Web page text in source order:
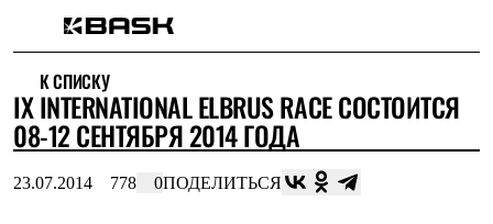
Интернет-магазин
Мужская одежда
Утепленная пухом
Куртки
Жилеты
К СПИСКУ
IX INTERNATIONAL ELBRUS RACE СОСТОИТСЯ
08-12 СЕНТЯБРЯ 2014 ГОДА
23.07.2014 778 0ПОДЕЛИТЬСЯ